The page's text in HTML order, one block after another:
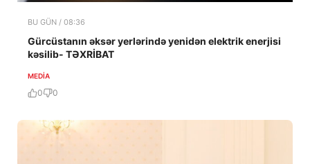
BU GÜN / 08:36
Gürcüstanın əksər yerlərində yenidən elektrik enerjisi
kəsilib- TƏXRİBAT
MEDİA
0 0